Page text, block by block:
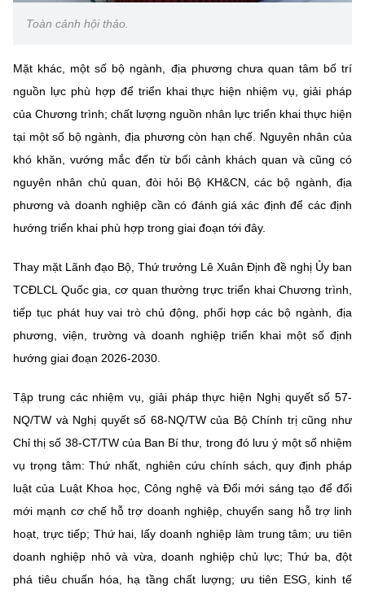
Toàn cảnh hội thảo.
Mặt khác, một số bộ ngành, địa phương chưa quan tâm bố trí
nguồn lực phù hợp để triển khai thực hiện nhiệm vụ, giải pháp
của Chương trình; chất lượng nguồn nhân lực triển khai thực hiện
tại một số bộ ngành, địa phương còn hạn chế. Nguyên nhân của
khó khăn, vướng mắc đến từ bối cảnh khách quan và cũng có
nguyên nhân chủ quan, đòi hỏi Bộ KH&CN, các bộ ngành, địa
phương và doanh nghiệp cần có đánh giá xác định để các định
hướng triển khai phù hợp trong giai đoạn tới đây.
Thay mặt Lãnh đạo Bộ, Thứ trưởng Lê Xuân Định đề nghị Ủy ban
TCĐLCL Quốc gia, cơ quan thường trực triển khai Chương trình,
tiếp tục phát huy vai trò chủ động, phối hợp các bộ ngành, địa
phương, viện, trường và doanh nghiệp triển khai một số định
hướng giai đoạn 2026-2030.
Tập trung các nhiệm vụ, giải pháp thực hiện Nghị quyết số 57-
NQ/TW và Nghị quyết số 68-NQ/TW của Bộ Chính trị cũng như
Chỉ thị số 38-CT/TW của Ban Bí thư, trong đó lưu ý một số nhiệm
vụ trọng tâm: Thứ nhất, nghiên cứu chính sách, quy định pháp
luật của Luật Khoa học, Công nghệ và Đổi mới sáng tạo để đổi
mới mạnh cơ chế hỗ trợ doanh nghiệp, chuyển sang hỗ trợ linh
hoạt, trực tiếp; Thứ hai, lấy doanh nghiệp làm trung tâm; ưu tiên
doanh nghiệp nhỏ và vừa, doanh nghiệp chủ lực; Thứ ba, đột
phá tiêu chuẩn hóa, hạ tầng chất lượng; ưu tiên ESG, kinh tế